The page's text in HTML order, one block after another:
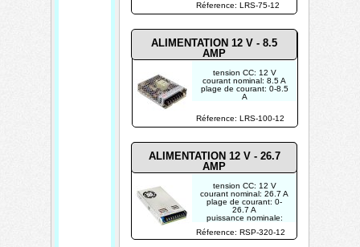
Réference: LRS-75-12
POUR USAGE
INDUSTRIEL
Réference: LRS-100-12
tension CC: 12 V
courant nominal: 8.5 A
plage de courant: 0-8.5
A
plage de réglage de
tension: 10.2-13.8 V
INDUSTRIEL
ALIMENTATION 12 V - 8.5
AMP
ALIMENTATION 12 V - 26.7
AMP
Réference: RSP-320-12
tension CC: 12 V
courant nominal: 26.7 A
plage de courant: 0-
26.7 A
puissance nominale:
plage de réglage de
tension : 10-13.2 V